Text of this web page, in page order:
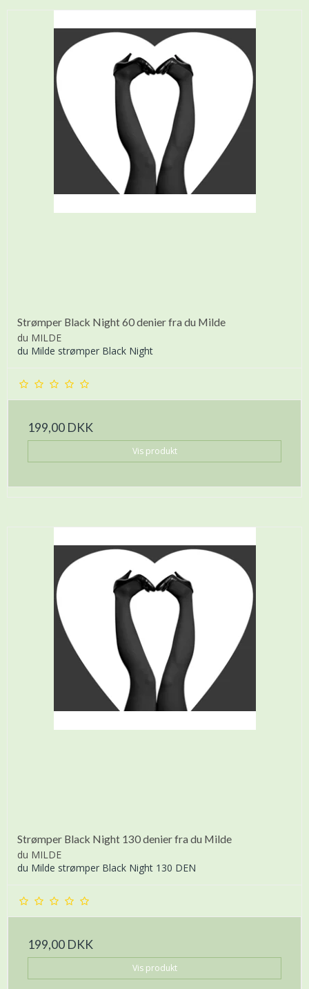
Strømper Black Night 60 denier fra du Milde
du MILDE
du Milde strømper Black Night
199,00 DKK
Vis produkt
Strømper Black Night 130 denier fra du Milde
du MILDE
du Milde strømper Black Night 130 DEN
199,00 DKK
Vis produkt